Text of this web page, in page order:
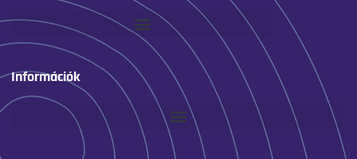
Információk